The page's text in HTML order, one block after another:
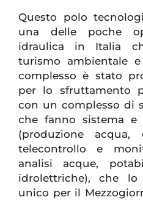
Questo polo
una delle poche
idraulica in Italia
turismo ambientale
complesso è stato
per lo sfruttamento
con un complesso di
che fanno sistema e
(produzione
telecontrollo e
analisi acque,
idrolettriche), che
unico per il